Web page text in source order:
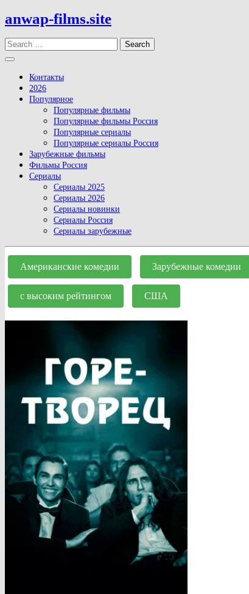
Skip
to
content
anwap-films.site
Search
Open
Button
Контакты
2026
Популярное
Популярные фильмы
Популярные фильмы Россия
Популярные сериалы
Популярные сериалы Россия
Зарубежные фильмы
Фильмы Россия
Сериалы
Сериалы 2025
Сериалы 2026
Сериалы новинки
Сериалы Россия
Сериалы зарубежные
Close
Button
Американские комедии Зарубежные комедии
с высоким рейтингом США